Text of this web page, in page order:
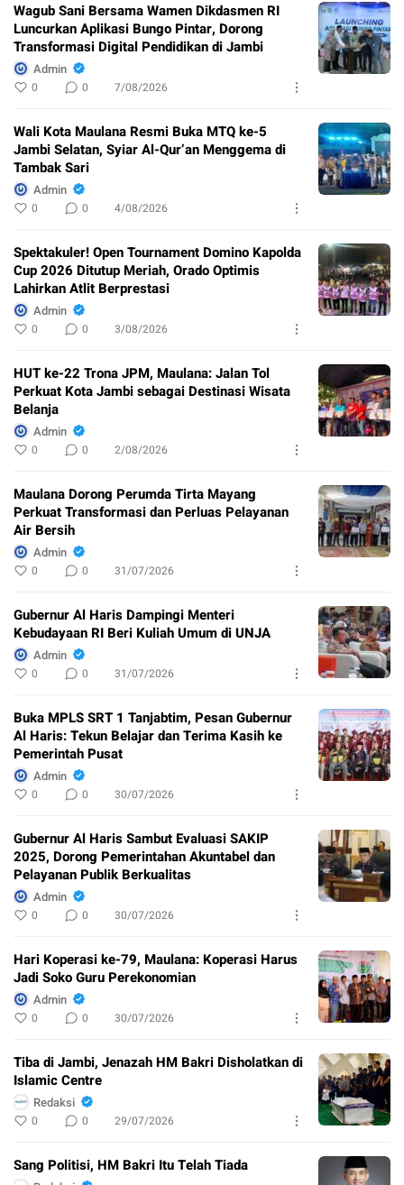
Wagub Sani Bersama Wamen Dikdasmen RI
Luncurkan Aplikasi Bungo Pintar, Dorong
Transformasi Digital Pendidikan di Jambi
Admin
0 0 7/08/2026
Wali Kota Maulana Resmi Buka MTQ ke-5
Jambi Selatan, Syiar Al-Qur’an Menggema di
Tambak Sari
Admin
0 0 4/08/2026
Spektakuler! Open Tournament Domino Kapolda
Cup 2026 Ditutup Meriah, Orado Optimis
Lahirkan Atlit Berprestasi
Admin
0 0 3/08/2026
HUT ke-22 Trona JPM, Maulana: Jalan Tol
Perkuat Kota Jambi sebagai Destinasi Wisata
Belanja
Admin
0 0 2/08/2026
Maulana Dorong Perumda Tirta Mayang
Perkuat Transformasi dan Perluas Pelayanan
Air Bersih
Admin
0 0 31/07/2026
Gubernur Al Haris Dampingi Menteri
Kebudayaan RI Beri Kuliah Umum di UNJA
Admin
0 0 31/07/2026
Buka MPLS SRT 1 Tanjabtim, Pesan Gubernur
Al Haris: Tekun Belajar dan Terima Kasih ke
Pemerintah Pusat
Admin
0 0 30/07/2026
Gubernur Al Haris Sambut Evaluasi SAKIP
2025, Dorong Pemerintahan Akuntabel dan
Pelayanan Publik Berkualitas
Admin
0 0 30/07/2026
Hari Koperasi ke-79, Maulana: Koperasi Harus
Jadi Soko Guru Perekonomian
Admin
0 0 30/07/2026
Tiba di Jambi, Jenazah HM Bakri Disholatkan di
Islamic Centre
Redaksi
0 0 29/07/2026
Sang Politisi, HM Bakri Itu Telah Tiada